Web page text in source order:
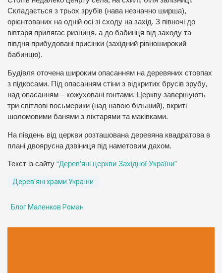
Складається з трьох зрубів (нава незначно ширша),
орієнтованих на одній осі зі сходу на захід. З півночі до
вівтаря прилягає ризниця, а до бабинця від заходу та
півдня прибудовані присінки (західний рівноширокий
бабинцю).
Будівля оточена широким опасанням на деревяних стовпах
з підкосами. Під опасанням стіни з відкритих брусів зрубу,
над опасанням – кожуховані гонтами. Церкву завершують
три світлові восьмерики (над навою більший), вкриті
шоломовими банями з ліхтарями та маківками.
На південь від церкви розташована деревяна квадратова в
плані двоярусна дзвіниця під наметовим дахом.
Текст із сайту “Дерев’яні церкви Західної України”
Дерев'яні храми України
Блог Маленков Роман